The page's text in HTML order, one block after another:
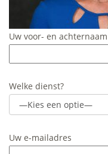
Uw voor- en achternaam
Welke dienst?
Uw e-mailadres